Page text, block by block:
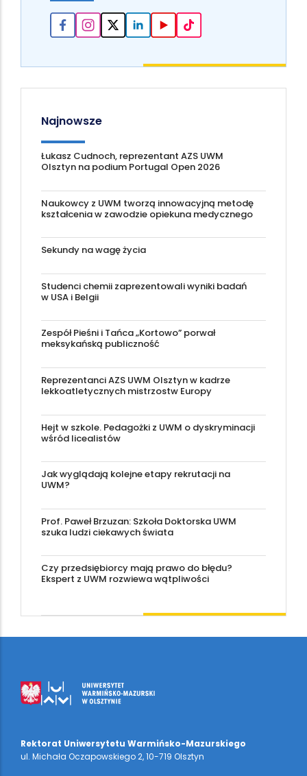
Najnowsze
Łukasz Cudnoch, reprezentant AZS UWM
Olsztyn na podium Portugal Open 2026
Naukowcy z UWM tworzą innowacyjną metodę
kształcenia w zawodzie opiekuna medycznego
Sekundy na wagę życia
Studenci chemii zaprezentowali wyniki badań
w USA i Belgii
Zespół Pieśni i Tańca „Kortowo” porwał
meksykańską publiczność
Reprezentanci AZS UWM Olsztyn w kadrze
lekkoatletycznych mistrzostw Europy
Hejt w szkole. Pedagożki z UWM o dyskryminacji
wśród licealistów
Jak wyglądają kolejne etapy rekrutacji na
UWM?
Prof. Paweł Brzuzan: Szkoła Doktorska UWM
szuka ludzi ciekawych świata
Czy przedsiębiorcy mają prawo do błędu?
Ekspert z UWM rozwiewa wątpliwości
Rektorat Uniwersytetu Warmińsko-Mazurskiego
ul. Michała Oczapowskiego 2, 10-719 Olsztyn